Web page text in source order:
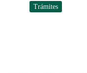
Trámites